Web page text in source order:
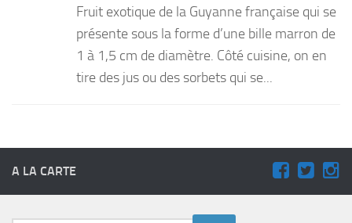
Fruit exotique de la Guyanne française qui se
présente sous la forme d’une bille marron de
1 à 1,5 cm de diamètre. Côté cuisine, on en
tire des jus ou des sorbets qui se...
A LA CARTE